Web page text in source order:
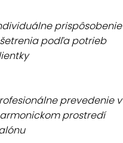
prispôsobenie
podľa potrieb
prevedenie v
prostredí